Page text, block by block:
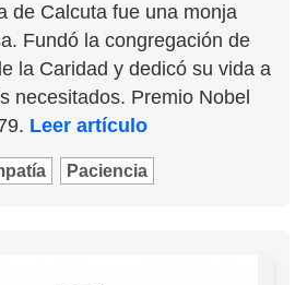
de Calcuta fue una monja
Fundó la congregación de
la Caridad y dedicó su vida a
necesitados. Premio Nobel
Leer artículo
Paciencia